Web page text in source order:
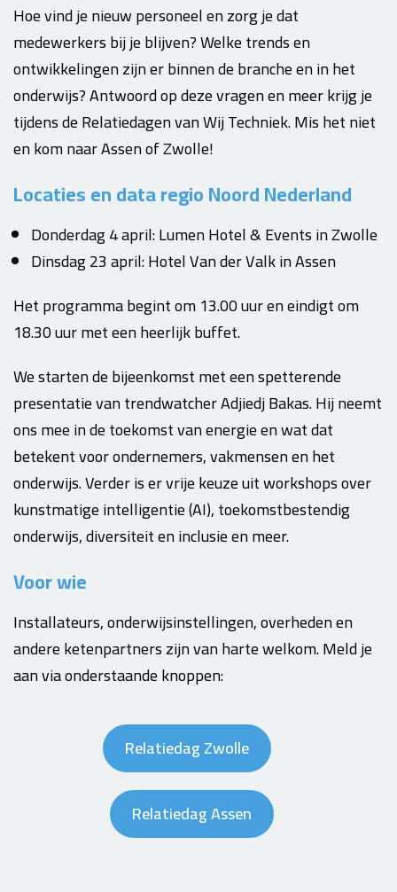
Hoe vind je nieuw personeel en zorg je dat
medewerkers bij je blijven? Welke trends en
ontwikkelingen zijn er binnen de branche en in het
onderwijs? Antwoord op deze vragen en meer krijg je
tijdens de Relatiedagen van Wij Techniek. Mis het niet
en kom naar Assen of Zwolle!
Locaties en data regio Noord Nederland
Donderdag 4 april: Lumen Hotel & Events in Zwolle
Dinsdag 23 april: Hotel Van der Valk in Assen
Het programma begint om 13.00 uur en eindigt om
18.30 uur met een heerlijk buffet.
We starten de bijeenkomst met een spetterende
presentatie van trendwatcher Adjiedj Bakas. Hij neemt
ons mee in de toekomst van energie en wat dat
betekent voor ondernemers, vakmensen en het
onderwijs. Verder is er vrije keuze uit workshops over
kunstmatige intelligentie (AI), toekomstbestendig
onderwijs, diversiteit en inclusie en meer.
Voor wie
Installateurs, onderwijsinstellingen, overheden en
andere ketenpartners zijn van harte welkom. Meld je
aan via onderstaande knoppen:
Relatiedag Zwolle
Relatiedag Assen